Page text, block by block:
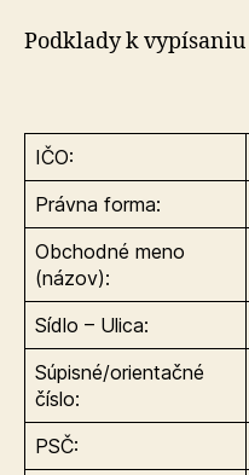
Podklady k vypísaniu
IČO:
Právna forma:
Obchodné meno
(názov):
Sídlo – Ulica:
Súpisné/orientačné
číslo:
PSČ: